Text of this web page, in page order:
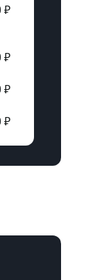
₽
₽
₽
₽